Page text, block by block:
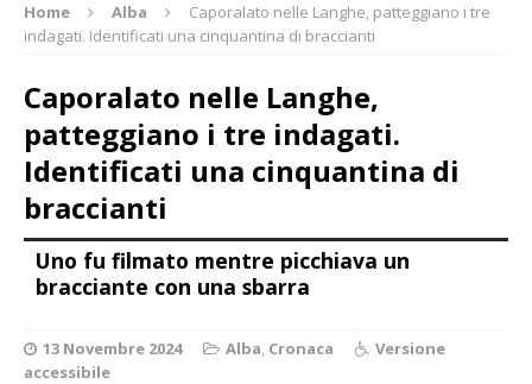
Home Alba
Caporalato nelle Langhe, patteggiano i tre
indagati. Identificati una cinquantina di braccianti
Caporalato nelle Langhe,
patteggiano i tre indagati.
Identificati una cinquantina di
braccianti
Uno fu filmato mentre picchiava un
bracciante con una sbarra
13 Novembre 2024 Alba, Cronaca
Versione
accessibile